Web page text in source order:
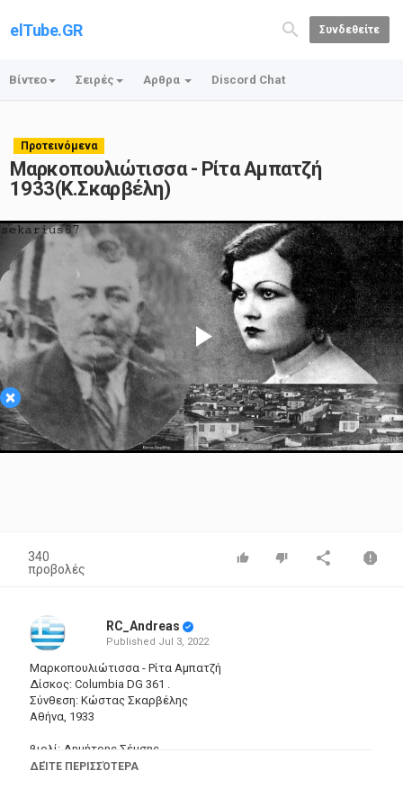
elTube.GR Συνδεθείτε
Βίντεο Σειρές Αρθρα Discord Chat
Προτεινόμενα
Μαρκοπουλιώτισσα - Ρίτα Αμπατζή
1933(Κ.Σκαρβέλη)
×
Play
Video
340
προβολές
RC_Andreas
Published Jul 3, 2022
Μαρκοπουλιώτισσα - Ρίτα Αμπατζή
Δίσκος: Columbia DG 361 .
Σύνθεση: Κώστας Σκαρβέλης
Αθήνα, 1933
βιολί: Δημήτρης Σέμσης
_______________________________________________
ΔΕΊΤΕ ΠΕΡΙΣΣΌΤΕΡΑ